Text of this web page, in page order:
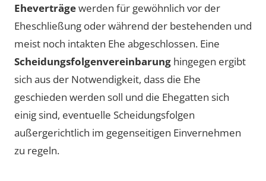
Eheverträgewerden für gewöhnlich vor der
Eheschließung oder während der bestehenden und
meist noch intakten Ehe abgeschlossen. Eine
Scheidungsfolgenvereinbarung hingegen ergibt
sich aus der Notwendigkeit, dass die Ehe
geschieden werden soll und die Ehegatten sich
einig sind, eventuelle Scheidungsfolgen
außergerichtlich im gegenseitigen Einvernehmen
zu regeln.